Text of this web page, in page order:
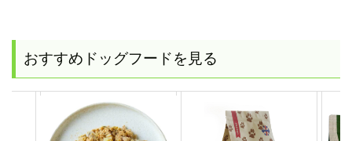
おすすめドッグフードを見る